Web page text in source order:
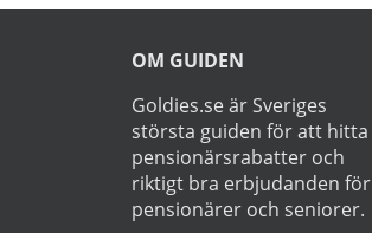
OM GUIDEN
Goldies.se är Sveriges
största guiden för att hitta
pensionärsrabatter och
riktigt bra erbjudanden för
pensionärer och seniorer.